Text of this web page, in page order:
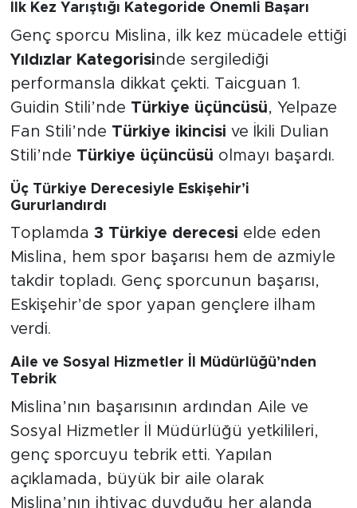
İlk Kez Yarıştığı Kategoride Önemli Başarı
Genç sporcu Mislina, ilk kez mücadele ettiği
Yıldızlar Kategorisinde sergilediği
performansla dikkat çekti. Taicguan 1.
Guidin Stili’nde Türkiye üçüncüsü, Yelpaze
Fan Stili’nde Türkiye ikincisi ve İkili Dulian
Stili’nde Türkiye üçüncüsü olmayı başardı.
Üç Türkiye Derecesiyle Eskişehir’i
Gururlandırdı
Toplamda 3 Türkiye derecesi elde eden
Mislina, hem spor başarısı hem de azmiyle
takdir topladı. Genç sporcunun başarısı,
Eskişehir’de spor yapan gençlere ilham
verdi.
Aile ve Sosyal Hizmetler İl Müdürlüğü’nden
Tebrik
Mislina’nın başarısının ardından Aile ve
Sosyal Hizmetler İl Müdürlüğü yetkilileri,
genç sporcuyu tebrik etti. Yapılan
açıklamada, büyük bir aile olarak
Mislina’nın ihtiyaç duyduğu her alanda